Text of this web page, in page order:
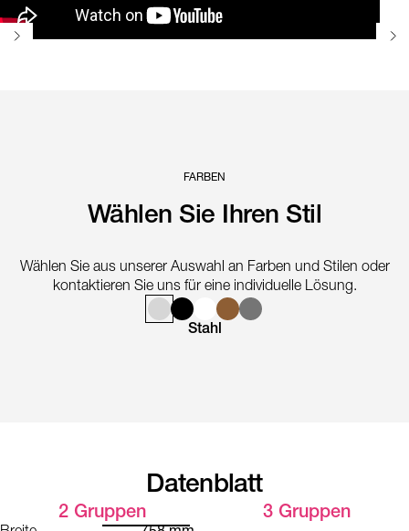
FARBEN
Wählen Sie Ihren Stil
Wählen Sie aus unserer Auswahl an Farben und Stilen oder
kontaktieren Sie uns für eine individuelle Lösung.
Stahl
Datenblatt
2 Gruppen 3 Gruppen